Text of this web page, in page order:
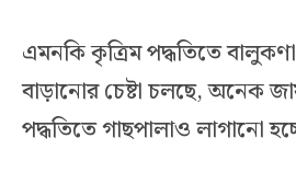
এমনকি কৃত্রিম পদ্ধতিতে
বাড়ানোর চেষ্টা চলছে, অনেক
পদ্ধতিতে গাছপালাও লাগানো